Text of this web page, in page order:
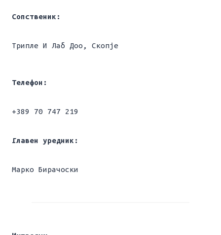
Сопственик:
Трипле И Лаб Доо, Скопје
Телефон:
+389 70 747 219
Главен уредник:
Марко Бирачоски